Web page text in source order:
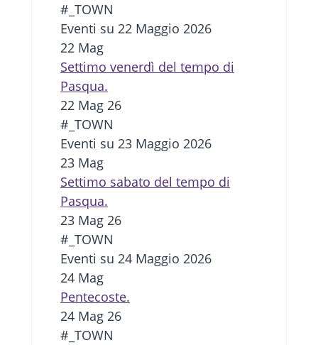
#_TOWN
Eventi su 22 Maggio 2026
22 Mag
Settimo venerdì del tempo di
Pasqua.
22 Mag 26
#_TOWN
Eventi su 23 Maggio 2026
23 Mag
Settimo sabato del tempo di
Pasqua.
23 Mag 26
#_TOWN
Eventi su 24 Maggio 2026
24 Mag
Pentecoste.
24 Mag 26
#_TOWN